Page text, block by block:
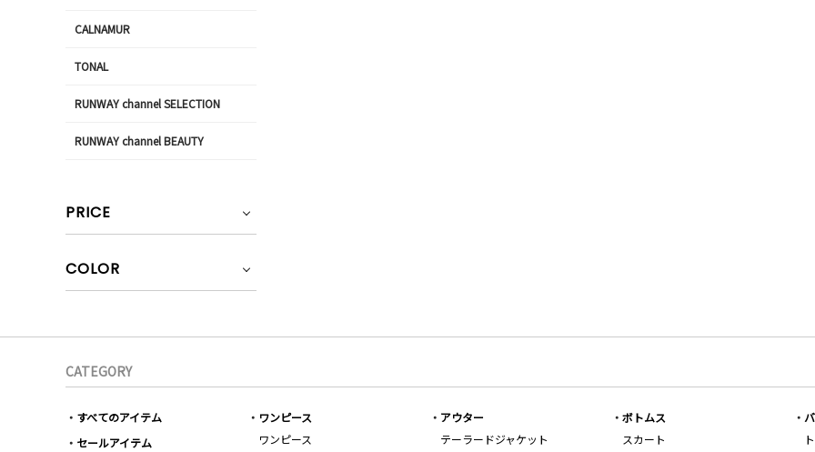
CALNAMUR
TONAL
RUNWAY channel SELECTION
RUNWAY channel BEAUTY
PRICE
COLOR
CATEGORY
すべてのアイテム
セールアイテム
ワンピース
ワンピース
アウター
テーラードジャケット
ボトムス
スカート